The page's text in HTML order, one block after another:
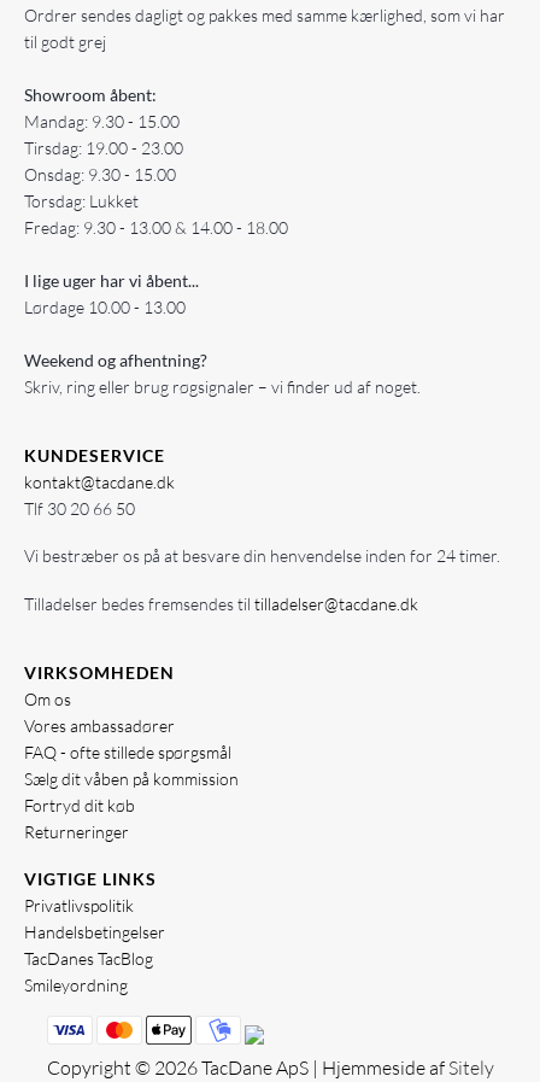
Ordrer sendes dagligt og pakkes med samme kærlighed, som vi har
til godt grej
Showroom åbent:
Mandag: 9.30 - 15.00
Tirsdag: 19.00 - 23.00
Onsdag: 9.30 - 15.00
Torsdag: Lukket
Fredag: 9.30 - 13.00 & 14.00 - 18.00
I lige uger har vi åbent...
Lørdage 10.00 - 13.00
Weekend og afhentning?
Skriv, ring eller brug røgsignaler – vi finder ud af noget.
KUNDESERVICE
kontakt@tacdane.dk
Tlf 30 20 66 50
Vi bestræber os på at besvare din henvendelse inden for 24 timer.
Tilladelser bedes fremsendes til tilladelser@tacdane.dk
VIRKSOMHEDEN
Om os
Vores ambassadører
FAQ - ofte stillede spørgsmål
Sælg dit våben på kommission
Fortryd dit køb
Returneringer
VIGTIGE LINKS
Privatlivspolitik
Handelsbetingelser
TacDanes TacBlog
Smileyordning
Copyright © 2026 TacDane ApS | Hjemmeside af Sitely